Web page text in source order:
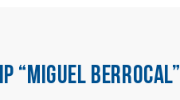
“MIGUEL BERROCAL”